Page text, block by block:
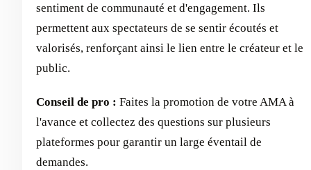
sentiment de communauté et d'engagement. Ils
permettent aux spectateurs de se sentir écoutés et
valorisés, renforçant ainsi le lien entre le créateur et le
public.
Conseil de pro : Faites la promotion de votre AMA à
l'avance et collectez des questions sur plusieurs
plateformes pour garantir un large éventail de
demandes.